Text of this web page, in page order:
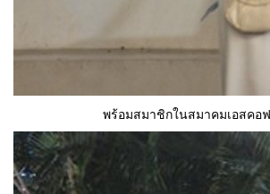
พร้อมสมาชิกในสมาคมเอสคอ